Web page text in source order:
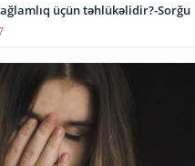
üçün təhlükəlidir?-Sorğu